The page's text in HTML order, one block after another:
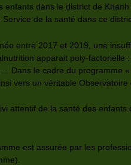
dans le district de
Service de la santé dans ce
entre 2017 et 2019, une
apparait poly-
Dans le cadre du programme
vers un véritable Observatoire
attentif de la santé des
est assurée par les